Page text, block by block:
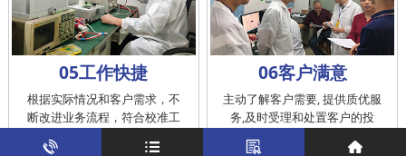
05工作快捷
根据实际情况和客户需求，不
断改进业务流程，符合校准工
作在服务的时间标准内完成
06客户满意
主动了解客户需要, 提供质优服
务,及时受理和处置客户的投
诉，提供快捷、方便的后续服